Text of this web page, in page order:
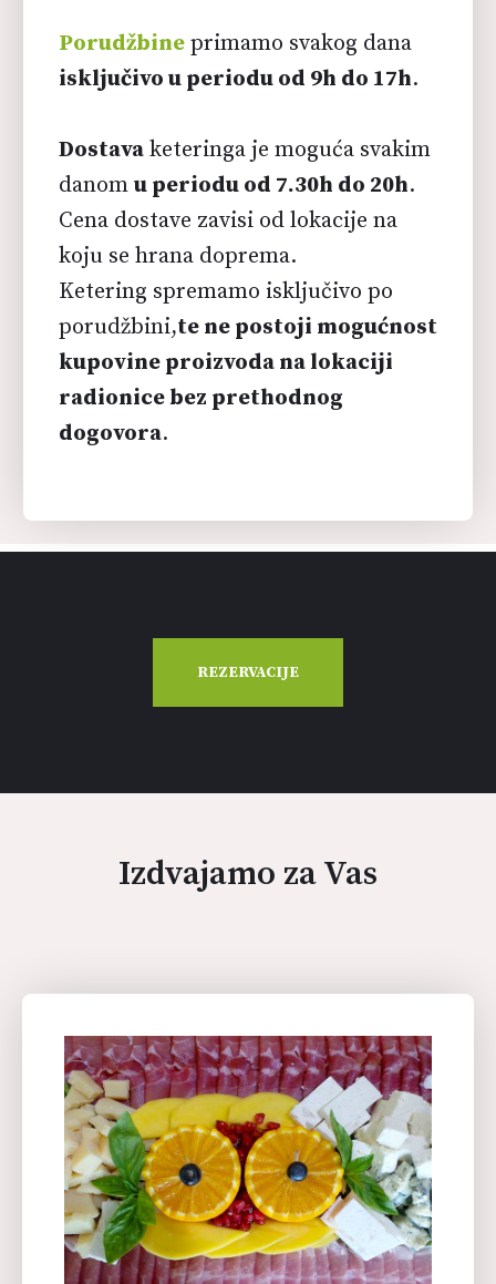
Porudžbine primamo svakog dana
isključivo u periodu od 9h do 17h.
Dostava keteringa je moguća svakim
danom u periodu od 7.30h do 20h.
Cena dostave zavisi od lokacije na
koju se hrana doprema.
Ketering spremamo isključivo po
porudžbini,te ne postoji mogućnost
kupovine proizvoda na lokaciji
radionice bez prethodnog
dogovora.
REZERVACIJE
Izdvajamo za Vas